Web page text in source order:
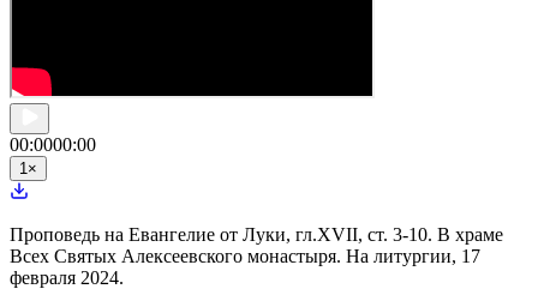
00:0000:00
1×
Проповедь на Евангелие от Луки, гл.XVII, ст. 3-10. В храме
Всех Святых Алексеевского монастыря. На литургии, 17
февраля 2024.